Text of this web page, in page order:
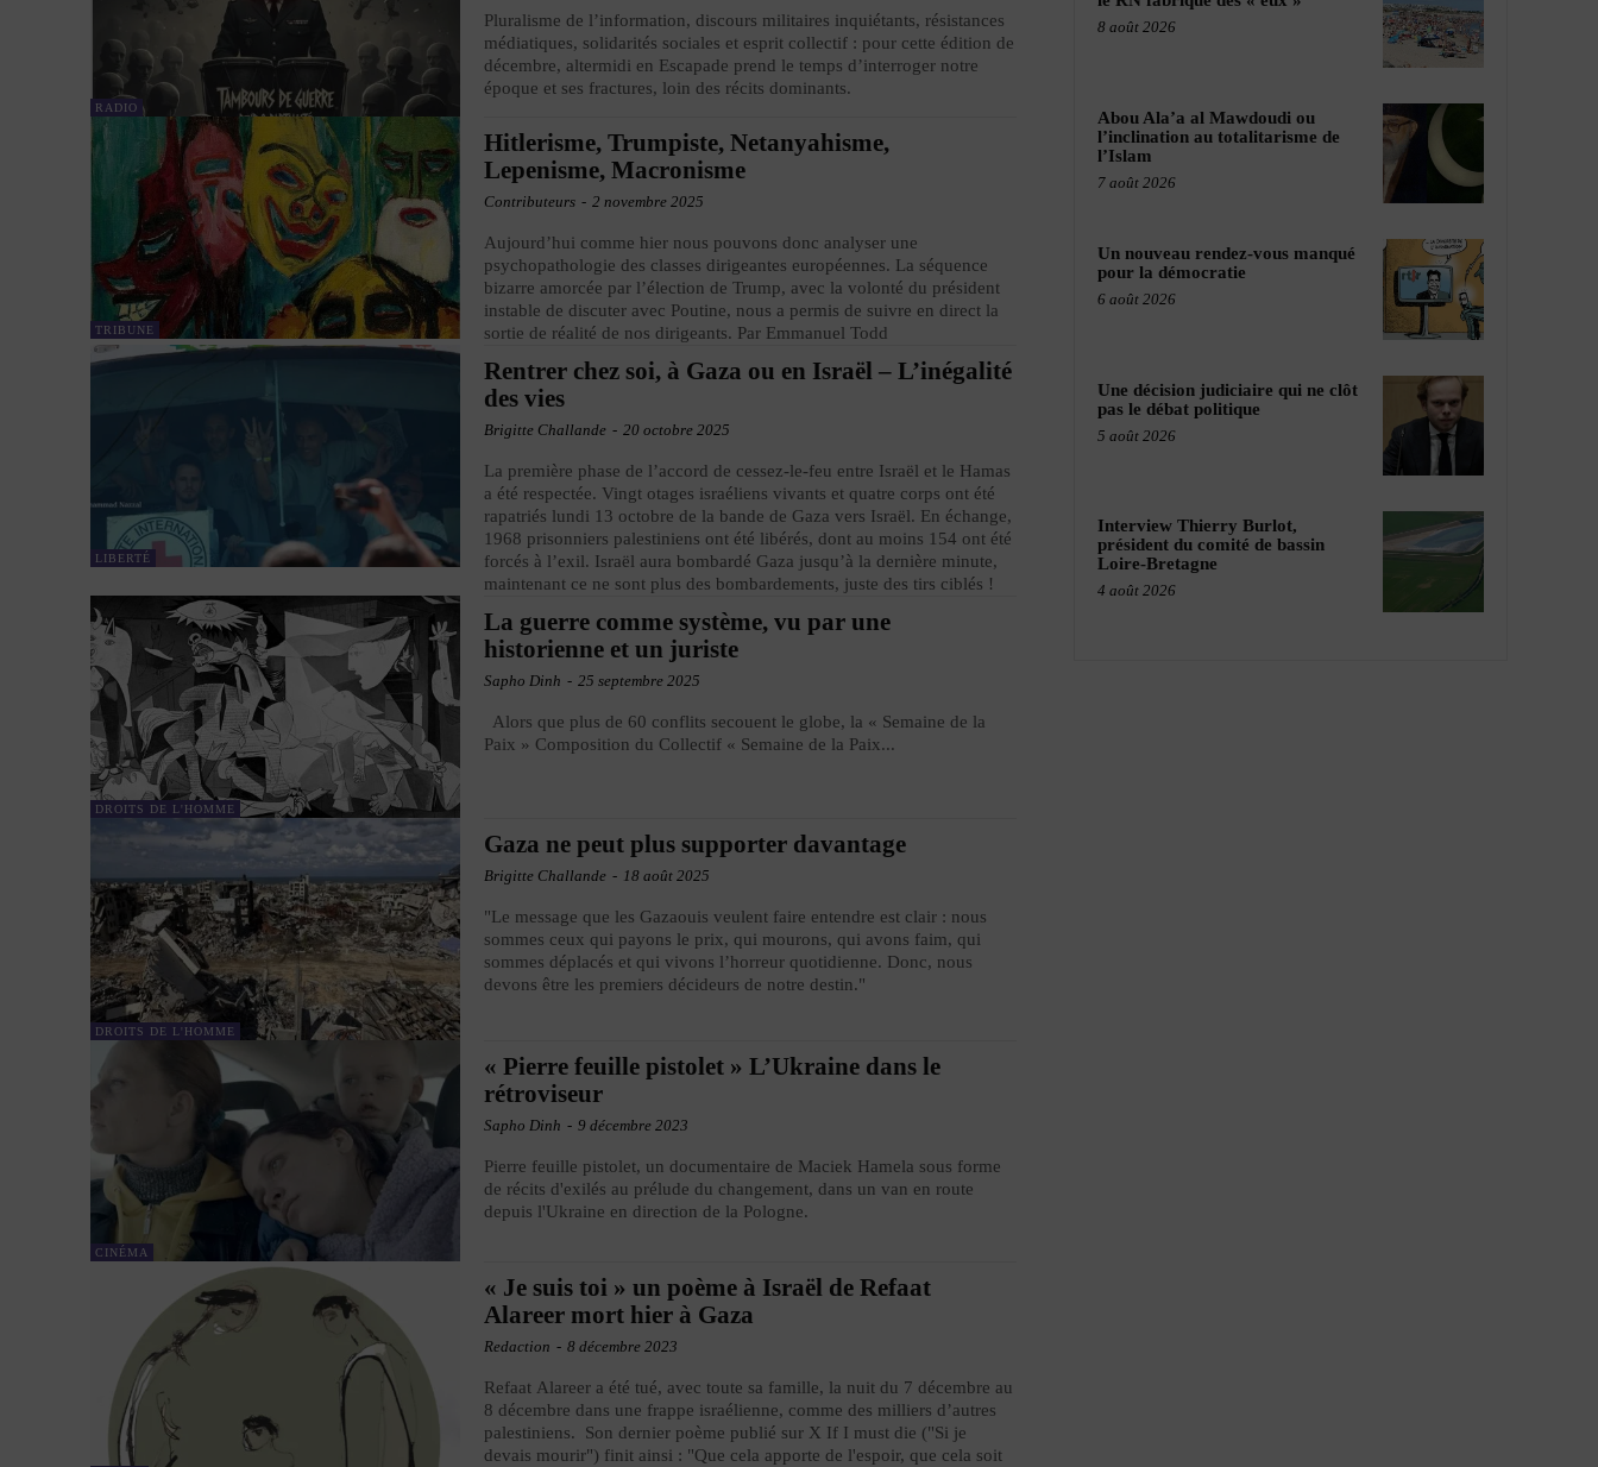
RADIO
Pluralisme de l’information, discours militaires inquiétants, résistances
médiatiques, solidarités sociales et esprit collectif : pour cette édition de
décembre, altermidi en Escapade prend le temps d’interroger notre
époque et ses fractures, loin des récits dominants.
TRIBUNE
Hitlerisme, Trumpiste, Netanyahisme,
Lepenisme, Macronisme
Contributeurs - 2 novembre 2025
Aujourd’hui comme hier nous pouvons donc analyser une
psychopathologie des classes dirigeantes européennes. La séquence
bizarre amorcée par l’élection de Trump, avec la volonté du président
instable de discuter avec Poutine, nous a permis de suivre en direct la
sortie de réalité de nos dirigeants. Par Emmanuel Todd
LIBERTÉ
Rentrer chez soi, à Gaza ou en Israël – L’inégalité
des vies
Brigitte Challande - 20 octobre 2025
La première phase de l’accord de cessez-le-feu entre Israël et le Hamas
a été respectée. Vingt otages israéliens vivants et quatre corps ont été
rapatriés lundi 13 octobre de la bande de Gaza vers Israël. En échange,
1968 prisonniers palestiniens ont été libérés, dont au moins 154 ont été
forcés à l’exil. Israël aura bombardé Gaza jusqu’à la dernière minute,
maintenant ce ne sont plus des bombardements, juste des tirs ciblés !
DROITS DE L'HOMME
La guerre comme système, vu par une
historienne et un juriste
Sapho Dinh - 25 septembre 2025
Alors que plus de 60 conflits secouent le globe, la « Semaine de la
Paix » Composition du Collectif « Semaine de la Paix...
DROITS DE L'HOMME
Gaza ne peut plus supporter davantage
Brigitte Challande - 18 août 2025
"Le message que les Gazaouis veulent faire entendre est clair : nous
sommes ceux qui payons le prix, qui mourons, qui avons faim, qui
sommes déplacés et qui vivons l’horreur quotidienne. Donc, nous
devons être les premiers décideurs de notre destin."
CINÉMA
« Pierre feuille pistolet » L’Ukraine dans le
rétroviseur
Sapho Dinh - 9 décembre 2023
Pierre feuille pistolet, un documentaire de Maciek Hamela sous forme
de récits d'exilés au prélude du changement, dans un van en route
depuis l'Ukraine en direction de la Pologne.
« Je suis toi » un poème à Israël de Refaat
Alareer mort hier à Gaza
Redaction - 8 décembre 2023
Refaat Alareer a été tué, avec toute sa famille, la nuit du 7 décembre au
8 décembre dans une frappe israélienne, comme des milliers d’autres
palestiniens. Son dernier poème publié sur X If I must die ("Si je
devais mourir") finit ainsi : "Que cela apporte de l'espoir, que cela soit
8 août 2026
Abou Ala’a al Mawdoudi ou
l’inclination au totalitarisme de
l’Islam
7 août 2026
Un nouveau rendez-vous manqué
pour la démocratie
6 août 2026
Une décision judiciaire qui ne clôt
pas le débat politique
5 août 2026
Interview Thierry Burlot,
président du comité de bassin
Loire-Bretagne
4 août 2026